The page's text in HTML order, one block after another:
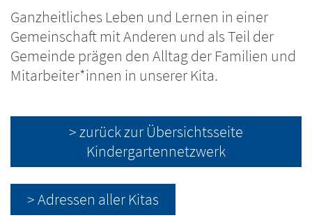
Ganzheitliches Leben und Lernen in einer
Gemeinschaft mit Anderen und als Teil der
Gemeinde prägen den Alltag der Familien und
Mitarbeiter*innen in unserer Kita.
> zurück zur Übersichtsseite
Kindergartennetzwerk
> Adressen aller Kitas